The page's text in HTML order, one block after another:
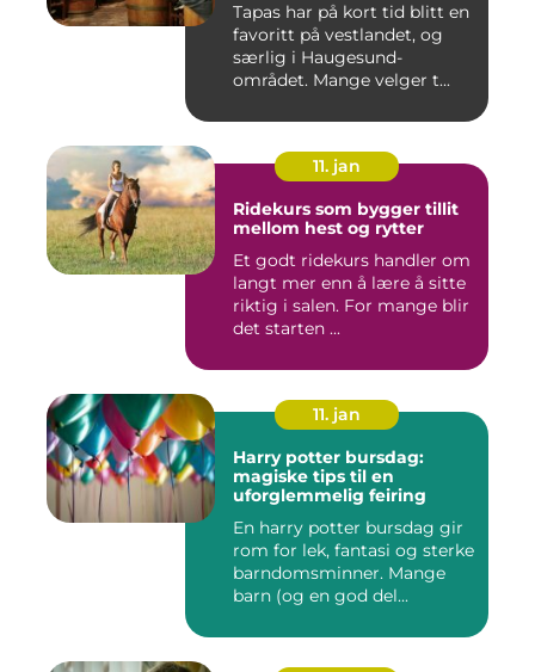
Tapas har på kort tid blitt en
favoritt på vestlandet, og
særlig i Haugesund-
området. Mange velger t...
11. jan
Ridekurs som bygger tillit
mellom hest og rytter
Et godt ridekurs handler om
langt mer enn å lære å sitte
riktig i salen. For mange blir
det starten ...
11. jan
Harry potter bursdag:
magiske tips til en
uforglemmelig feiring
En harry potter bursdag gir
rom for lek, fantasi og sterke
barndomsminner. Mange
barn (og en god del...